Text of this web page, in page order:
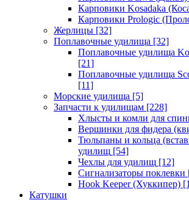
Карповики Kosadaka
Карповики Prologic
Жерлицы [32]
Поплавочные удилища [32]
Поплавочные удилища
[21]
Поплавочные удилища
[11]
Морские удилища [5]
Запчасти к удилищам [228]
Хлысты и комли для
Вершинки для фидера
Тюльпаны и кольца
удилищ [54]
Чехлы для удилищ [12]
Сигнализаторы поклевки
Hook Keeper (Хуккипер)
Катушки